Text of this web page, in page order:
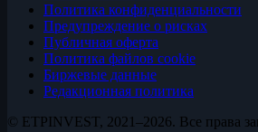
Политика конфиденциальности
Предупреждение о рисках
Публичная оферта
Политика файлов cookie
Биржевые данные
Редакционная политика
© ETPINVEST, 2021–2026. Все права